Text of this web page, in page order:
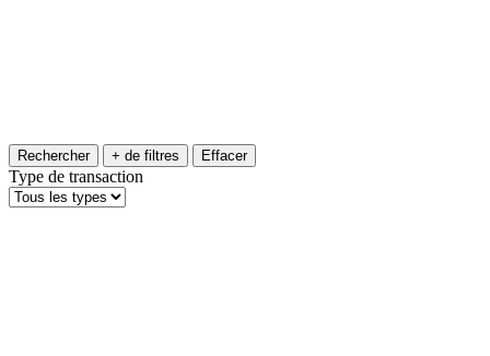
Rechercher + de filtres Effacer
Type de transaction